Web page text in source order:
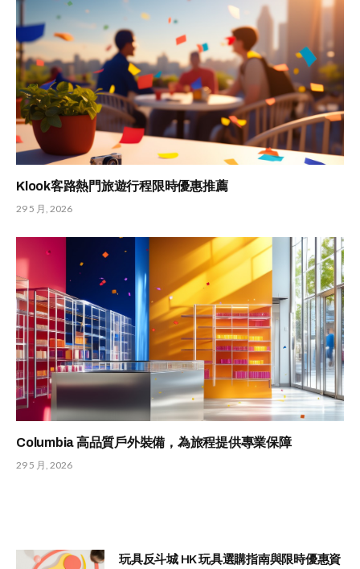
Klook客路熱門旅遊行程限時優惠推薦
29 5 月, 2026
Columbia 高品質戶外裝備，為旅程提供專業保障
29 5 月, 2026
玩具反斗城 HK 玩具選購指南與限時優惠資